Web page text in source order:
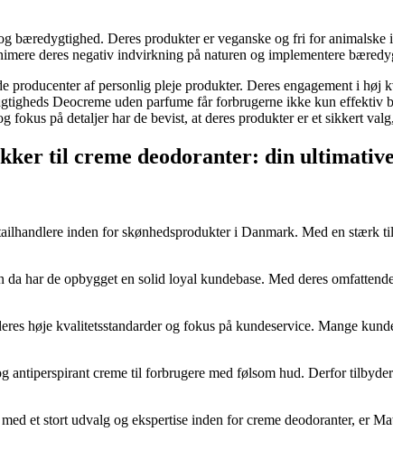
bæredygtighed. Deres produkter er veganske og fri for
deres negativ indvirkning på naturen og implementere
producenter af personlig pleje produkter. Deres engagement i
Deocreme uden parfume får forbrugerne ikke kun effektiv
fokus på detaljer har de bevist, at deres produkter er et sikkert
til creme deodoranter: din
inden for skønhedsprodukter i Danmark. Med en
har de opbygget en solid loyal kundebase. Med deres
høje kvalitetsstandarder og fokus på kundeservice. Mange
antiperspirant creme til forbrugere med følsom hud. Derfor
et stort udvalg og ekspertise inden for creme deodoranter, er